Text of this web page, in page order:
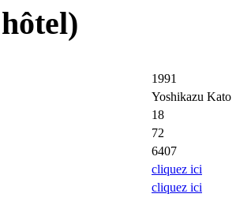
1991
Yoshikazu Kato
18
72
6407
cliquez ici
cliquez ici